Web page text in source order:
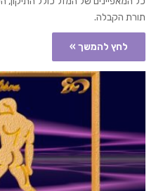
תורת הקבלה.
לחץ להמשך »